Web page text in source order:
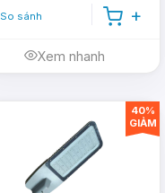
So sánh
Xem nhanh
40%
GIẢM